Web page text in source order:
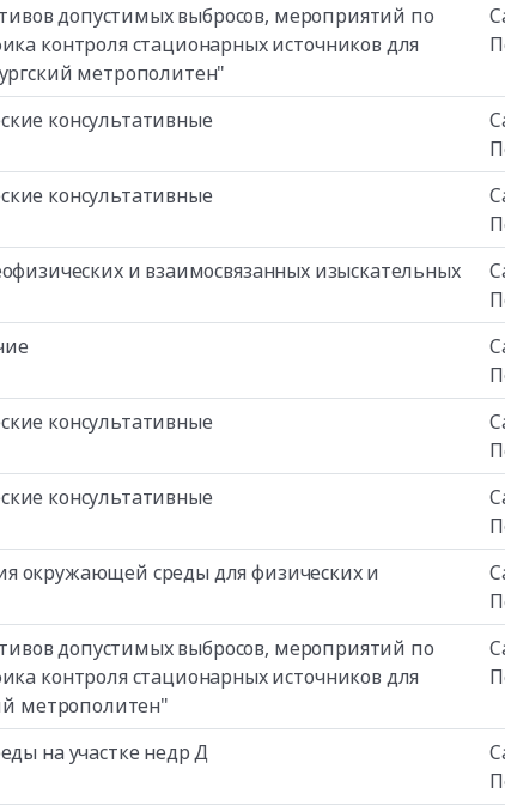
допустимых выбросов, мероприятий по
контроля стационарных источников для
метрополитен"
консультативные
консультативные
и взаимосвязанных изыскательных
консультативные
консультативные
окружающей среды для физических и
допустимых выбросов, мероприятий по
контроля стационарных источников для
метрополитен"
на участке недр Д